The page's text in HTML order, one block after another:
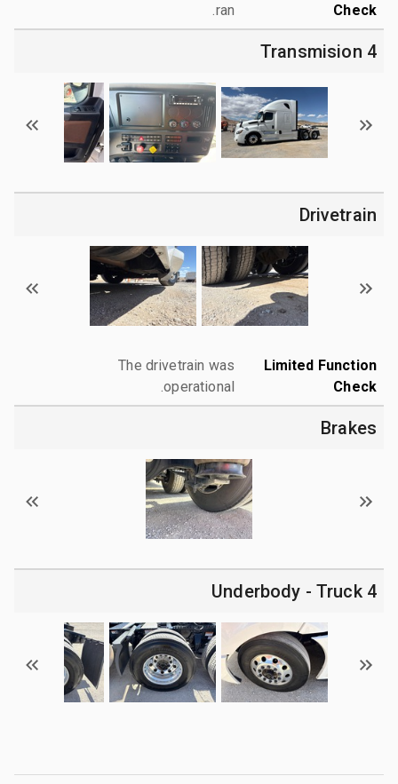
Check
ran.
4 Transmision
Drivetrain
Limited Function
Check
The drivetrain was
operational.
Brakes
4 Underbody - Truck